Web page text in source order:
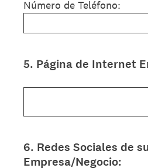
Número de Teléfono:
Question
5. Página de Internet
Question
Title
6. Redes Sociales de su
Empresa/Negocio: